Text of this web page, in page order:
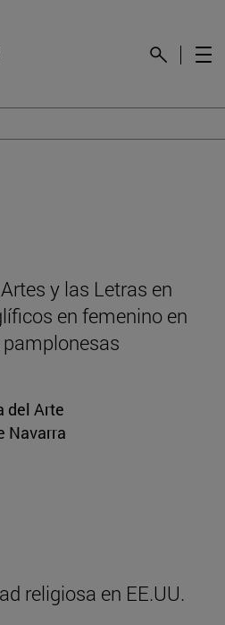
y las Letras en
en femenino en
del Arte
Navarra
religiosa en EE.UU.